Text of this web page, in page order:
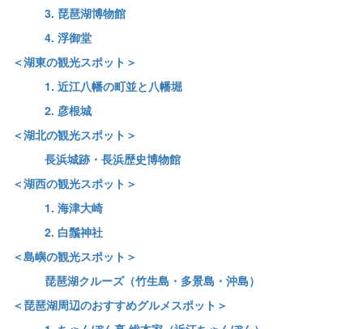
3. 琵琶湖博物館
4. 浮御堂
＜湖東の観光スポット＞
1. 近江八幡の町並と八幡堀
2. 彦根城
＜湖北の観光スポット＞
長浜城跡・長浜歴史博物館
＜湖西の観光スポット＞
1. 海津大崎
2. 白鬚神社
＜島嶼の観光スポット＞
琵琶湖クルーズ（竹生島・多景島・沖島）
＜琵琶湖周辺のおすすめグルメスポット＞